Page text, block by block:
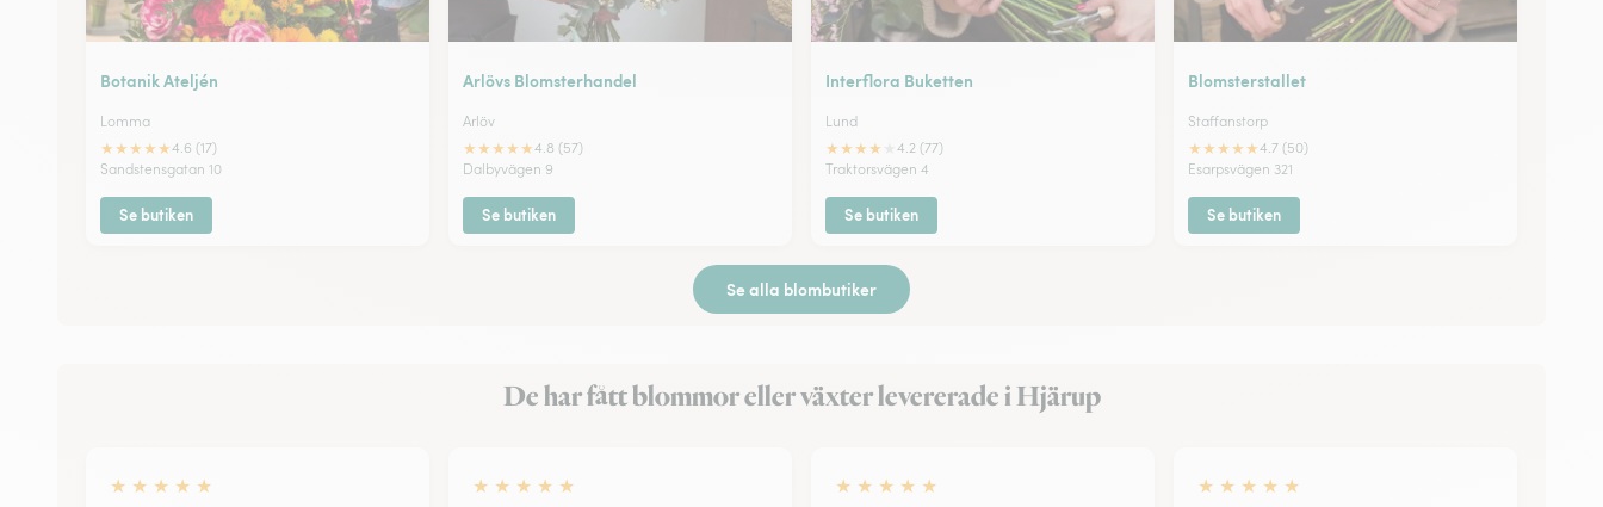
Botanik Ateljén
Lomma
★★★★★4.6 (17)
Sandstensgatan 10
Se butiken
Arlövs Blomsterhandel
Arlöv
★★★★★4.8 (57)
Dalbyvägen 9
Se butiken
Interflora Buketten
Lund
★★★★
4.2 (77)
Traktorsvägen 4
Se butiken
Blomsterstallet
Staffanstorp
★★★★★4.7 (50)
Esarpsvägen 321
Se butiken
Se alla blombutiker
De har fått blommor eller växter levererade i Hjärup
★ ★ ★ ★ ★ ★ ★ ★ ★ ★ ★ ★ ★ ★ ★ ★ ★ ★ ★ ★